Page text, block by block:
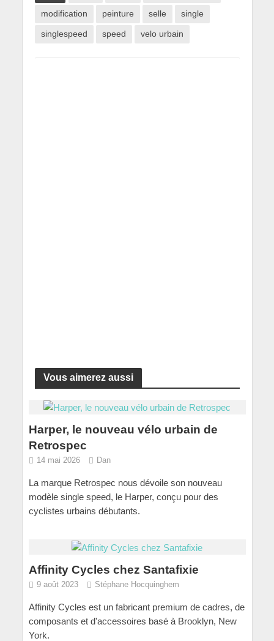
modification peinture selle single
singlespeed speed velo urbain
Vous aimerez aussi
Harper, le nouveau vélo urbain de
Retrospec
14 mai 2026 Dan
La marque Retrospec nous dévoile son nouveau
modèle single speed, le Harper, conçu pour des
cyclistes urbains débutants.
Affinity Cycles chez Santafixie
9 août 2023 Stéphane Hocquinghem
Affinity Cycles est un fabricant premium de cadres, de
composants et d'accessoires basé à Brooklyn, New
York.